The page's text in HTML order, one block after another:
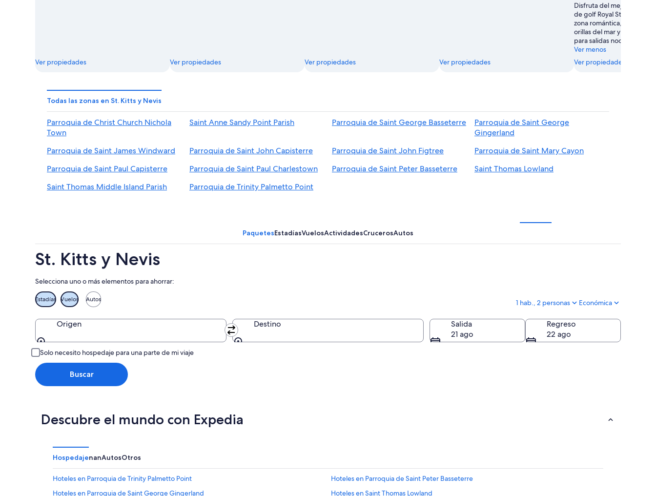
Ver propiedades Ver propiedades Ver propiedades Ver propiedades
Disfruta del mejor golf en
de golf Royal St. Kitts.
zona romántica, el mejor
orillas del mar y disfrutar
para salidas nocturnas.
Ver menos
Ver propiedades
Todas las zonas en St. Kitts y Nevis
Parroquia de Christ Church Nichola
Town
Saint Anne Sandy Point Parish Parroquia de Saint George Basseterre
Parroquia de Saint George
Gingerland
Parroquia de Saint James Windward
Parroquia de Saint John Capisterre Parroquia de Saint John Figtree
Parroquia de Saint Mary Cayon
Parroquia de Saint Paul Capisterre
Parroquia de Saint Paul Charlestown Parroquia de Saint Peter Basseterre
Saint Thomas Lowland
Saint Thomas Middle Island Parish
Parroquia de Trinity Palmetto Point
PaquetesEstadíasVuelosActividadesCrucerosAutos
St. Kitts y Nevis
Selecciona uno o más elementos para ahorrar:
Estadías Vuelos Autos 1 hab., 2 personas Económica
Origen Destino
Salida
21 ago
Regreso
22 ago
Solo necesito hospedaje para una parte de mi viaje
Buscar
Descubre el mundo con Expedia
HospedajenanAutosOtros
Hoteles en Parroquia de Trinity Palmetto Point
Hoteles en Parroquia de Saint Peter Basseterre
Hoteles en Parroquia de Saint George Gingerland
Hoteles en Saint Thomas Lowland